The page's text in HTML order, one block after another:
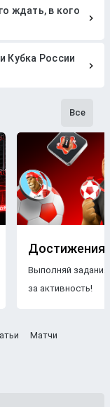
ждать, в кого
Кубка России
Все
Достижения
Выполняй
за активность!
Матчи